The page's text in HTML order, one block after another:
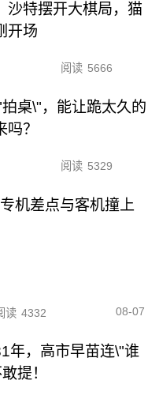
沙特摆开大棋局，猫
开场
阅读 5666
桌\"，能让跪太久的
？
阅读 5329
机差点与客机撞上
读 4332 08-07
年，高市早苗连\"谁
提！